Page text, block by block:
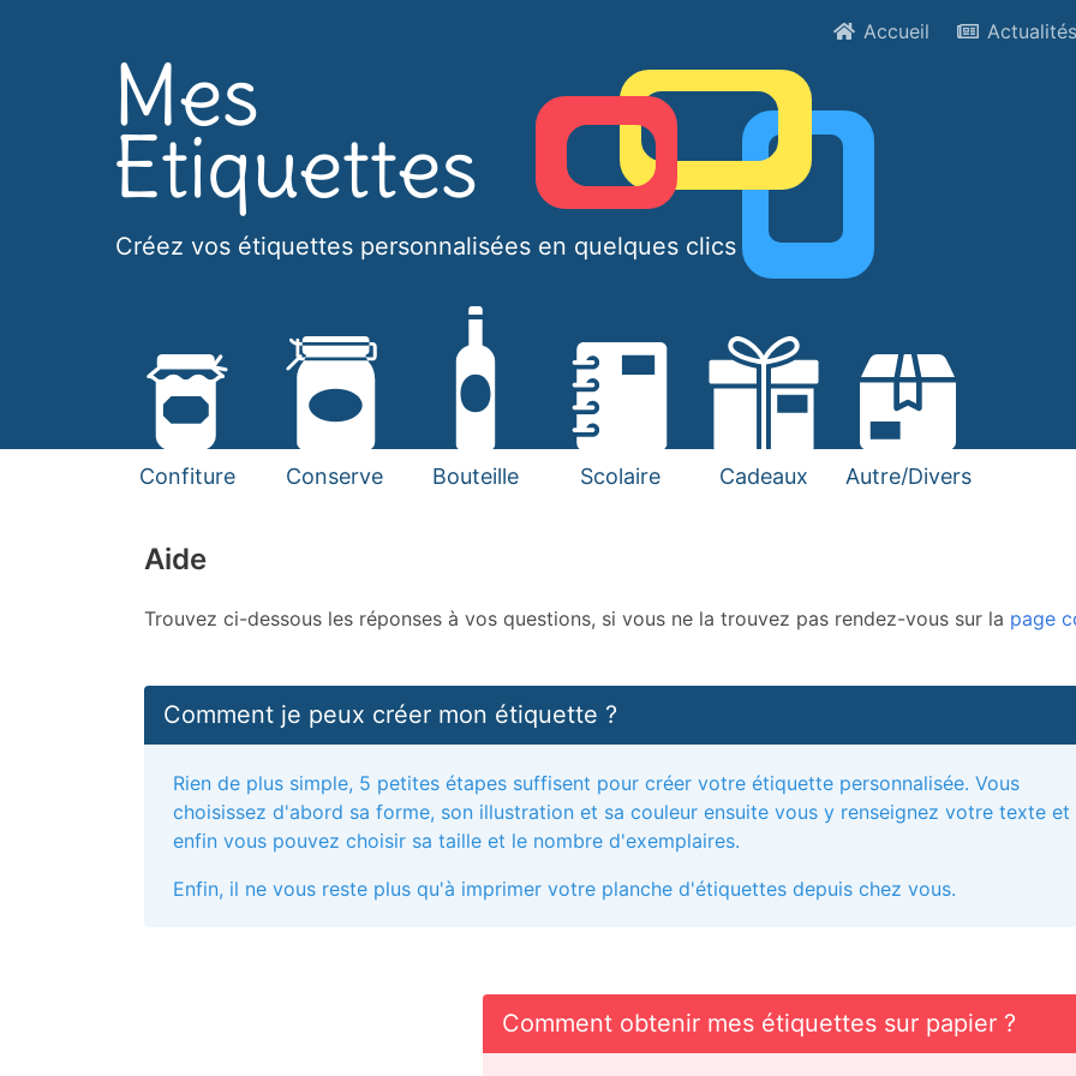
Accueil Actualités
Créez vos étiquettes personnalisées en quelques clics !
Confiture Conserve Bouteille Scolaire Cadeaux Autre/Divers
Aide
Trouvez ci-dessous les réponses à vos questions, si vous ne la trouvez pas rendez-vous sur la page
Comment je peux créer mon étiquette ?
Rien de plus simple, 5 petites étapes suffisent pour créer votre étiquette personnalisée. Vous
choisissez d'abord sa forme, son illustration et sa couleur ensuite vous y renseignez votre texte et
enfin vous pouvez choisir sa taille et le nombre d'exemplaires.
Enfin, il ne vous reste plus qu'à imprimer votre planche d'étiquettes depuis chez vous.
Comment obtenir mes étiquettes sur papier ?